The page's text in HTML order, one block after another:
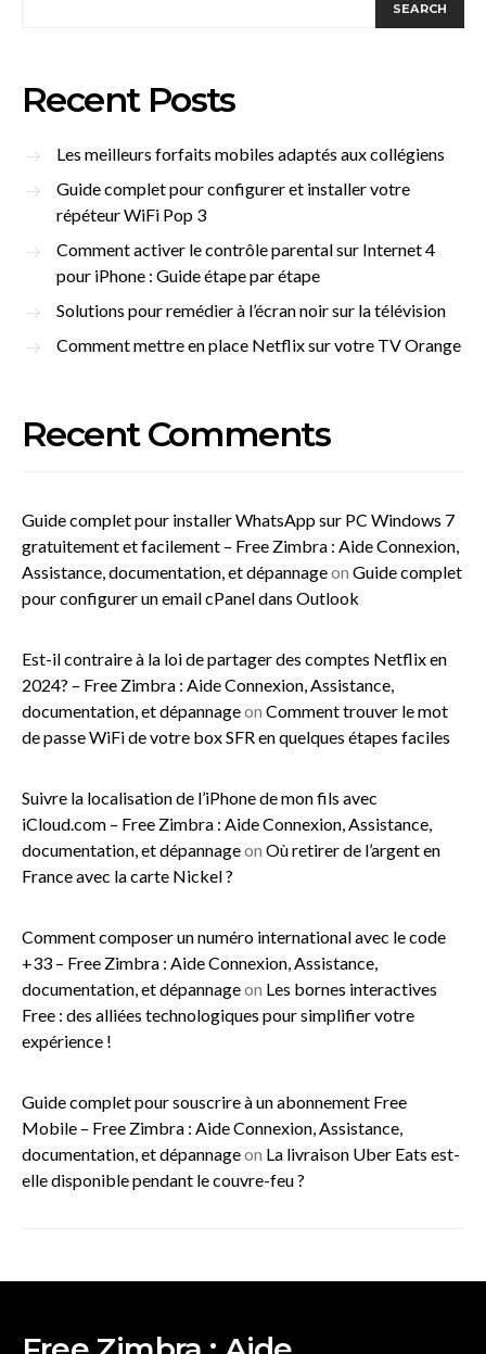
SEARCH
Recent Posts
Les meilleurs forfaits mobiles adaptés aux collégiens
Guide complet pour configurer et installer votre
répéteur WiFi Pop 3
Comment activer le contrôle parental sur Internet 4
pour iPhone : Guide étape par étape
Solutions pour remédier à l’écran noir sur la télévision
Comment mettre en place Netflix sur votre TV Orange
Recent Comments
Guide complet pour installer WhatsApp sur PC Windows 7
gratuitement et facilement – Free Zimbra : Aide Connexion,
Assistance, documentation, et dépannageon Guide complet
pour configurer un email cPanel dans Outlook
Est-il contraire à la loi de partager des comptes Netflix en
2024? – Free Zimbra : Aide Connexion, Assistance,
documentation, et dépannageon Comment trouver le mot
de passe WiFi de votre box SFR en quelques étapes faciles
Suivre la localisation de l’iPhone de mon fils avec
iCloud.com – Free Zimbra : Aide Connexion, Assistance,
documentation, et dépannageon Où retirer de l’argent en
France avec la carte Nickel ?
Comment composer un numéro international avec le code
+33 – Free Zimbra : Aide Connexion, Assistance,
documentation, et dépannageon Les bornes interactives
Free : des alliées technologiques pour simplifier votre
expérience !
Guide complet pour souscrire à un abonnement Free
Mobile – Free Zimbra : Aide Connexion, Assistance,
documentation, et dépannageon La livraison Uber Eats est-
elle disponible pendant le couvre-feu ?